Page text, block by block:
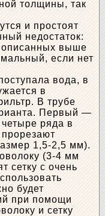
толщины, так
и простоят
недостаток:
описанных выше
если нет
вода, в
в
В трубе
Первый —
ряда в
1,5-2,5 мм).
(3-4 мм
сетку с очень
будет
при помощи
и сетку